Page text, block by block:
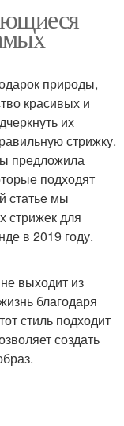
природы,
красивых и
их
стрижку.
предложила
подходят
статье мы
стрижек для
в 2019 году.
выходит из
благодаря
стиль подходит
создать